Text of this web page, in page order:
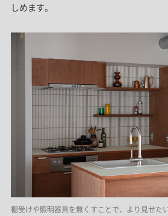
しめます。
棚受けや照明器具を無くすことで、より見せた